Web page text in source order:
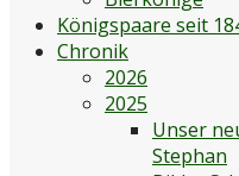
Königspaare seit
Chronik
2026
2025
Unser
Stephan